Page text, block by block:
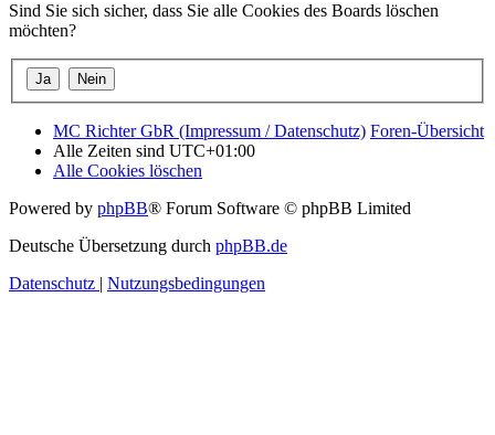
Sind Sie sich sicher, dass Sie alle Cookies des Boards löschen
möchten?
MC Richter GbR (Impressum / Datenschutz) Foren-Übersicht
Alle Zeiten sind UTC+01:00
Alle Cookies löschen
Powered by phpBB® Forum Software © phpBB Limited
Deutsche Übersetzung durch phpBB.de
Datenschutz | Nutzungsbedingungen